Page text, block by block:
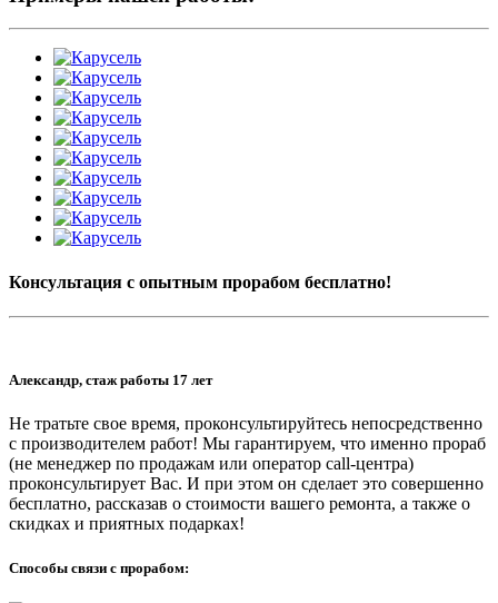
Консультация с опытным прорабом бесплатно!
Александр, стаж работы 17 лет
Не тратьте свое время, проконсультируйтесь непосредственно
с производителем работ! Мы гарантируем, что именно прораб
(не менеджер по продажам или оператор call-центра)
проконсультирует Вас. И при этом он сделает это совершенно
бесплатно, рассказав о стоимости вашего ремонта, а также о
скидках и приятных подарках!
Способы связи с прорабом: